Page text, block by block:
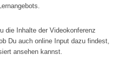
die Inhalte der Videokonferenz
Du auch online Input dazu findest,
ansehen kannst.